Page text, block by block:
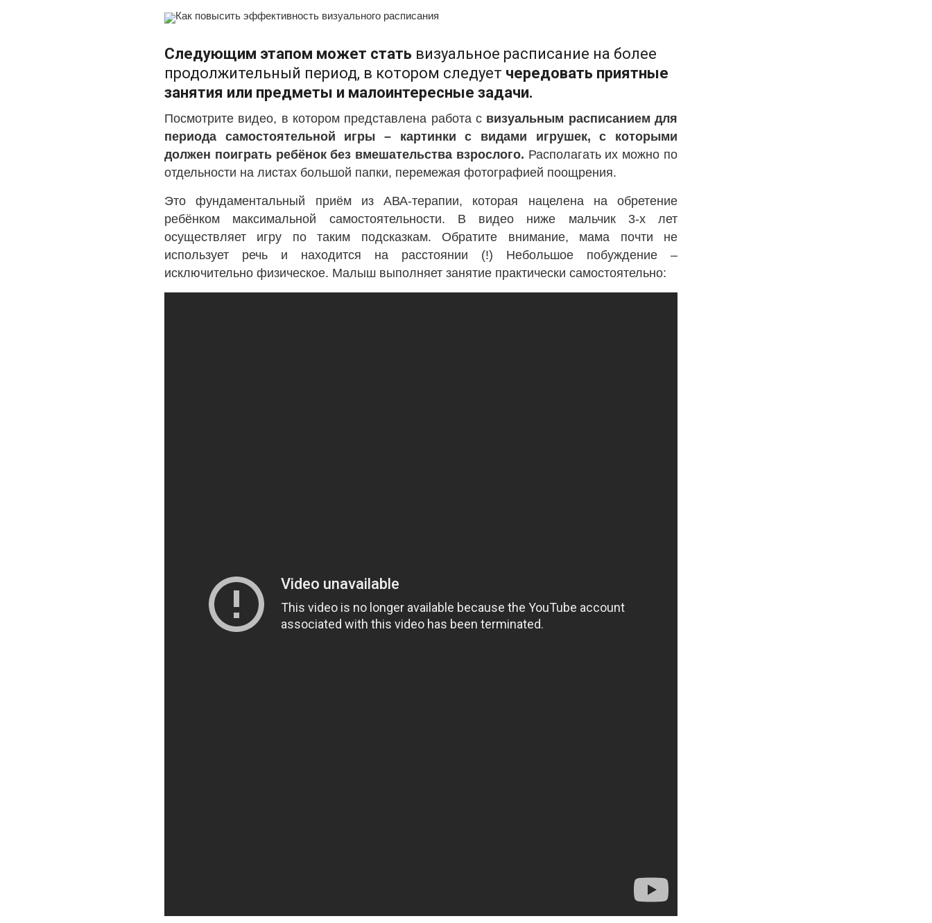
Следующим этапом может стать визуальное расписание на более
продолжительный период, в котором следует чередовать приятные
занятия или предметы и малоинтересные задачи.
Посмотрите видео, в котором представлена работа с визуальным расписанием для
периода самостоятельной игры – картинки с видами игрушек, с которыми
должен поиграть ребёнок без вмешательства взрослого. Располагать их можно по
отдельности на листах большой папки, перемежая фотографией поощрения.
Это фундаментальный приём из АВА-терапии, которая нацелена на обретение
ребёнком максимальной самостоятельности. В видео ниже мальчик 3-х лет
осуществляет игру по таким подсказкам. Обратите внимание, мама почти не
использует речь и находится на расстоянии (!) Небольшое побуждение –
исключительно физическое. Малыш выполняет занятие практически самостоятельно: